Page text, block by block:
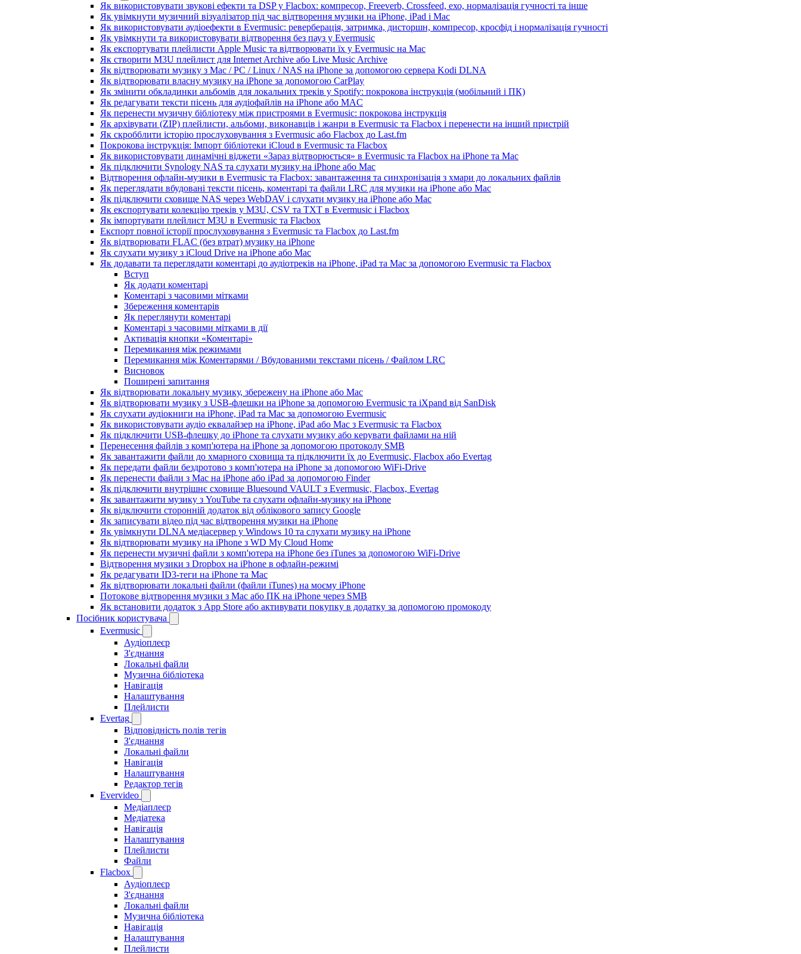
Як використовувати звукові ефекти та DSP у Flacbox: компресор, Freeverb, Crossfeed, ехо, нормалізація гучності та інше
Як увімкнути музичний візуалізатор під час відтворення музики на iPhone, iPad і Mac
Як використовувати аудіоефекти в Evermusic: реверберація, затримка, дисторшн, компресор, кросфід і нормалізація гучності
Як увімкнути та використовувати відтворення без пауз у Evermusic
Як експортувати плейлисти Apple Music та відтворювати їх у Evermusic на Mac
Як створити M3U плейлист для Internet Archive або Live Music Archive
Як відтворювати музику з Mac / PC / Linux / NAS на iPhone за допомогою сервера Kodi DLNA
Як відтворювати власну музику на iPhone за допомогою CarPlay
Як змінити обкладинки альбомів для локальних треків у Spotify: покрокова інструкція (мобільний і ПК)
Як редагувати тексти пісень для аудіофайлів на iPhone або MAC
Як перенести музичну бібліотеку між пристроями в Evermusic: покрокова інструкція
Як архівувати (ZIP) плейлисти, альбоми, виконавців і жанри в Evermusic та Flacbox і перенести на інший пристрій
Як скробблити історію прослуховування з Evermusic або Flacbox до Last.fm
Покрокова інструкція: Імпорт бібліотеки iCloud в Evermusic та Flacbox
Як використовувати динамічні віджети «Зараз відтворюється» в Evermusic та Flacbox на iPhone та Mac
Як підключити Synology NAS та слухати музику на iPhone або Mac
Відтворення офлайн-музики в Evermusic та Flacbox: завантаження та синхронізація з хмари до локальних файлів
Як переглядати вбудовані тексти пісень, коментарі та файли LRC для музики на iPhone або Mac
Як підключити сховище NAS через WebDAV і слухати музику на iPhone або Mac
Як експортувати колекцію треків у M3U, CSV та TXT в Evermusic і Flacbox
Як імпортувати плейлист M3U в Evermusic та Flacbox
Експорт повної історії прослуховування з Evermusic та Flacbox до Last.fm
Як відтворювати FLAC (без втрат) музику на iPhone
Як слухати музику з iCloud Drive на iPhone або Mac
Як додавати та переглядати коментарі до аудіотреків на iPhone, iPad та Mac за допомогою Evermusic та Flacbox
Вступ
Як додати коментарі
Коментарі з часовими мітками
Збереження коментарів
Як переглянути коментарі
Коментарі з часовими мітками в дії
Активація кнопки «Коментарі»
Перемикання між режимами
Перемикання між Коментарями / Вбудованими текстами пісень / Файлом LRC
Висновок
Поширені запитання
Як відтворювати локальну музику, збережену на iPhone або Mac
Як відтворювати музику з USB-флешки на iPhone за допомогою Evermusic та iXpand від SanDisk
Як слухати аудіокниги на iPhone, iPad та Mac за допомогою Evermusic
Як використовувати аудіо еквалайзер на iPhone, iPad або Mac з Evermusic та Flacbox
Як підключити USB-флешку до iPhone та слухати музику або керувати файлами на ній
Перенесення файлів з комп'ютера на iPhone за допомогою протоколу SMB
Як завантажити файли до хмарного сховища та підключити їх до Evermusic, Flacbox або Evertag
Як передати файли бездротово з комп'ютера на iPhone за допомогою WiFi-Drive
Як перенести файли з Mac на iPhone або iPad за допомогою Finder
Як підключити внутрішнє сховище Bluesound VAULT з Evermusic, Flacbox, Evertag
Як завантажити музику з YouTube та слухати офлайн-музику на iPhone
Як відключити сторонній додаток від облікового запису Google
Як записувати відео під час відтворення музики на iPhone
Як увімкнути DLNA медіасервер у Windows 10 та слухати музику на iPhone
Як відтворювати музику на iPhone з WD My Cloud Home
Як перенести музичні файли з комп'ютера на iPhone без iTunes за допомогою WiFi-Drive
Відтворення музики з Dropbox на iPhone в офлайн-режимі
Як редагувати ID3-теги на iPhone та Mac
Як відтворювати локальні файли (файли iTunes) на моєму iPhone
Потокове відтворення музики з Mac або ПК на iPhone через SMB
Як встановити додаток з App Store або активувати покупку в додатку за допомогою промокоду
Посібник користувача
Evermusic
Аудіоплеєр
З'єднання
Локальні файли
Музична бібліотека
Навігація
Налаштування
Плейлисти
Evertag
Відповідність полів тегів
З'єднання
Локальні файли
Навігація
Налаштування
Редактор тегів
Evervideo
Медіаплеєр
Медіатека
Навігація
Налаштування
Плейлисти
Файли
Flacbox
Аудіоплеєр
З'єднання
Локальні файли
Музична бібліотека
Навігація
Налаштування
Плейлисти